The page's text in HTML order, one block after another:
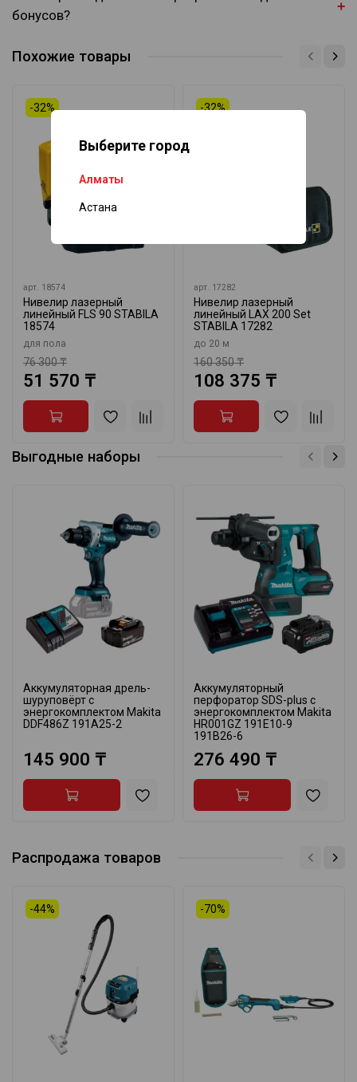
Выберите город
Алматы
Астана
бонусов?
Похожие товары
-32%
арт. 18574
Нивелир лазерный
линейный FLS 90 STABILA
18574
для пола
76 300 ₸
51 570 ₸
-32%
арт. 17282
Нивелир лазерный
линейный LAX 200 Set
STABILA 17282
до 20 м
160 350 ₸
108 375 ₸
Выгодные наборы
Аккумуляторная дрель-
шуруповёрт с
энергокомплектом Makita
DDF486Z 191A25-2
145 900 ₸
Аккумуляторный
перфоратор SDS-plus с
энергокомплектом Makita
HR001GZ 191E10-9
191B26-6
276 490 ₸
Распродажа товаров
-44% -70%